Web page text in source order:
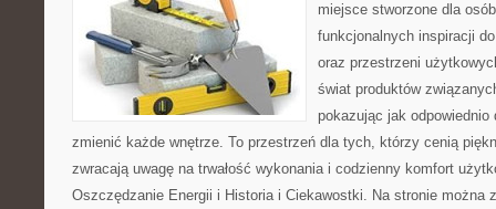
miejsce stworzone dla
funkcjonalnych inspiracji
oraz przestrzeni
świat produktów
pokazując jak odpowiednio
zmienić każde wnętrze. To przestrzeń dla tych, którzy cenią
zwracają uwagę na trwałość wykonania i codzienny komfort
Oszczędzanie Energii i Historia i Ciekawostki. Na stronie można